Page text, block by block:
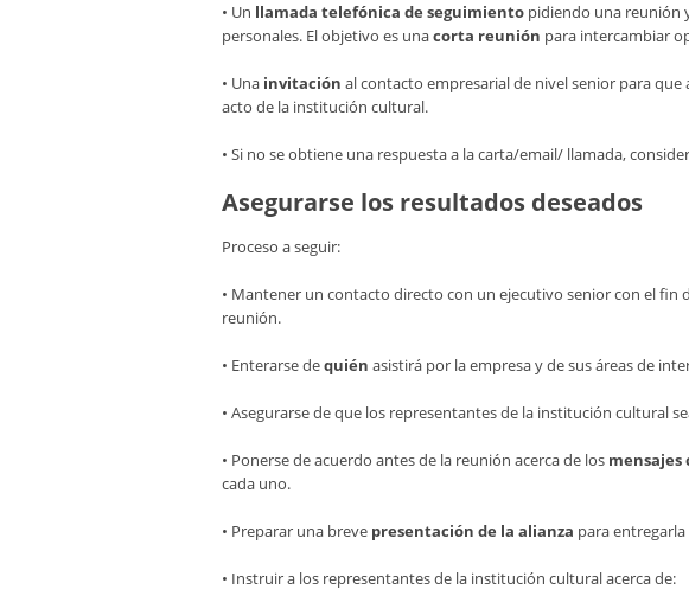
• Un llamada telefónica de seguimiento pidiendo una reunión
personales. El objetivo es unacorta reunión para intercambiar
• Una invitación al contacto empresarial de nivel senior para
acto de la institución cultural.
• Si no se obtiene una respuesta a la carta/email/ llamada,
Asegurarse los resultados deseados
Proceso a seguir:
• Mantener un contacto directo con un ejecutivo senior con el fin
reunión.
• Enterarse dequién asistirá por la empresa y de sus áreas de
• Asegurarse de que los representantes de la institución cultural
• Ponerse de acuerdo antes de la reunión acerca de los mensajes
cada uno.
• Preparar una breve presentación de la alianza para
• Instruir a los representantes de la institución cultural acerca de: